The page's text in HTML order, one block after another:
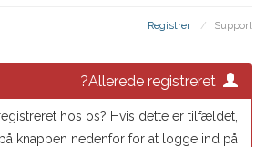
Support
hos os? Hvis dette er tilfældet,
knappen nedenfor for at logge ind på